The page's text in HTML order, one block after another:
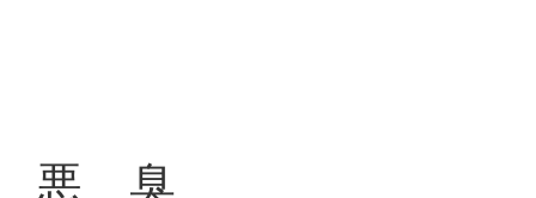
悪 臭